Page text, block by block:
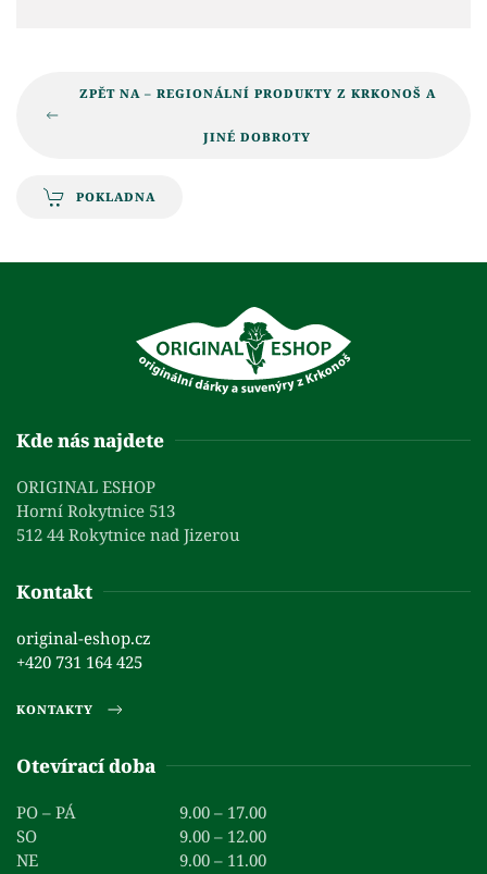
ZPĚT NA – REGIONÁLNÍ PRODUKTY Z KRKONOŠ A
JINÉ DOBROTY
POKLADNA
Kde nás najdete
ORIGINAL ESHOP
Horní Rokytnice 513
512 44 Rokytnice nad Jizerou
Kontakt
original-eshop.cz
+420 731 164 425
KONTAKTY
Otevírací doba
PO – PÁ
9.00 – 17.00
SO
9.00 – 12.00
NE
9.00 – 11.00